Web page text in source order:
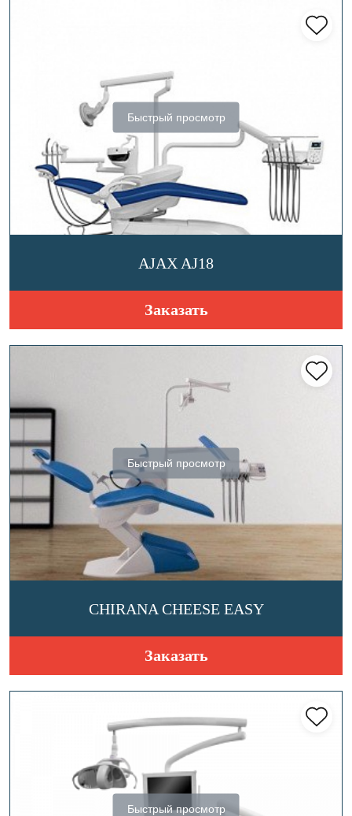
Быстрый просмотр
AJAX AJ18
Заказать
Быстрый просмотр
CHIRANA CHEESE EASY
Заказать
Быстрый просмотр